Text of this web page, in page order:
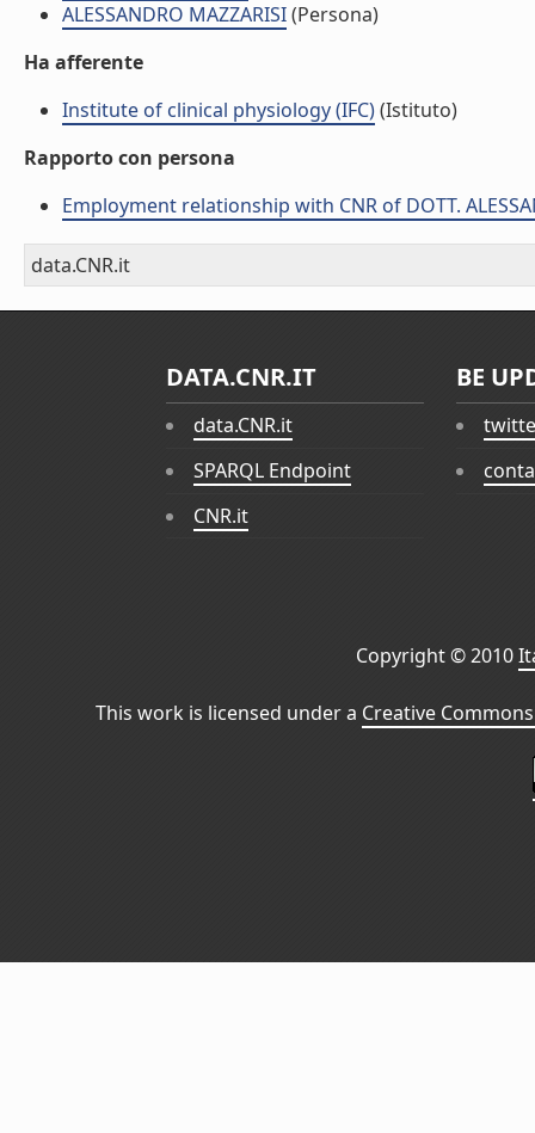
ALESSANDRO MAZZARISI(Persona)
Ha afferente
Institute of clinical physiology (IFC)(Istituto)
Rapporto con persona
Employment relationship with CNR of DOTT.
data.CNR.it
DATA.CNR.IT
data.CNR.it
SPARQL Endpoint
CNR.it
BE
Copyright © 2010
This work is licensed under a Creative